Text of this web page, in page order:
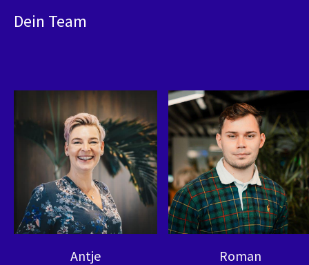
Dein Team
Antje Roman